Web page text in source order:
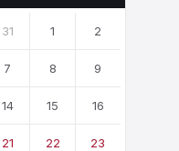
31 1 2
7 8 9
14 15 16
21 22 23